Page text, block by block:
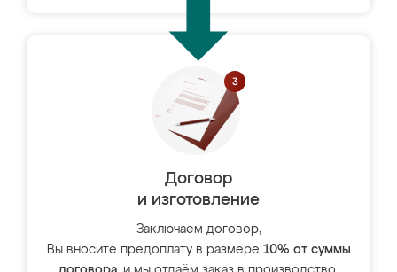
Договор
и изготовление
Заключаем договор,
Вы вносите предоплату в размере 10% от суммы